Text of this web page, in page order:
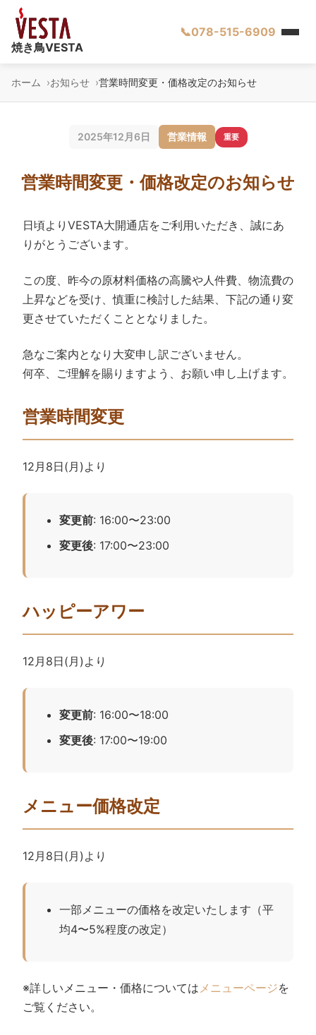
焼き鳥VESTA
📞078-515-6909
ホーム お知らせ 営業時間変更・価格改定のお知らせ
2025年12月6日 営業情報 重要
営業時間変更・価格改定のお知らせ
日頃よりVESTA大開通店をご利用いただき、誠にあ
りがとうございます。
この度、昨今の原材料価格の高騰や人件費、物流費の
上昇などを受け、慎重に検討した結果、下記の通り変
更させていただくこととなりました。
急なご案内となり大変申し訳ございません。
何卒、ご理解を賜りますよう、お願い申し上げます。
営業時間変更
12月8日(月)より
変更前: 16:00〜23:00
変更後: 17:00〜23:00
ハッピーアワー
12月8日(月)より
変更前: 16:00〜18:00
変更後: 17:00〜19:00
メニュー価格改定
12月8日(月)より
一部メニューの価格を改定いたします（平
均4〜5%程度の改定）
※詳しいメニュー・価格についてはメニューページを
ご覧ください。